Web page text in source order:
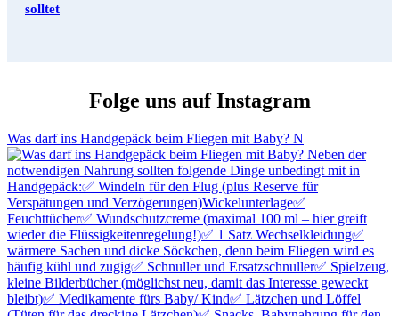
solltet
Folge uns auf Instagram
Was darf ins Handgepäck beim Fliegen mit Baby? N